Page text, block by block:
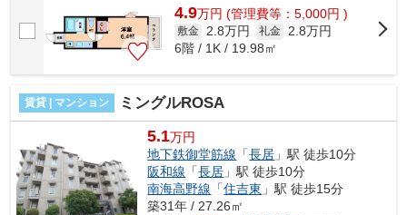
4.9万円 (管理費等：5,000円 )
敷金 2.8万円 礼金
2.8万円
6階 / 1K / 19.98㎡
賃貸 | マンション ミングルROSA
5.1万円
地下鉄御堂筋線 「長居 」駅 徒歩10分
阪和線 「長居 」駅 徒歩10分
南海高野線 「住吉東 」駅 徒歩15分
築31年 / 27.26㎡